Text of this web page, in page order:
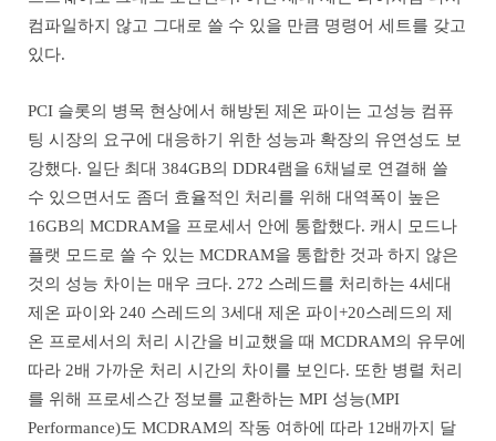
컴파일하지 않고 그대로 쓸 수 있을 만큼 명령어 세트를 갖고
있다.
PCI 슬롯의 병목 현상에서 해방된 제온 파이는 고성능 컴퓨
팅 시장의 요구에 대응하기 위한 성능과 확장의 유연성도 보
강했다. 일단 최대 384GB의 DDR4램을 6채널로 연결해 쓸
수 있으면서도 좀더 효율적인 처리를 위해 대역폭이 높은
16GB의 MCDRAM을 프로세서 안에 통합했다. 캐시 모드나
플랫 모드로 쓸 수 있는 MCDRAM을 통합한 것과 하지 않은
것의 성능 차이는 매우 크다. 272 스레드를 처리하는 4세대
제온 파이와 240 스레드의 3세대 제온 파이+20스레드의 제
온 프로세서의 처리 시간을 비교했을 때 MCDRAM의 유무에
따라 2배 가까운 처리 시간의 차이를 보인다. 또한 병렬 처리
를 위해 프로세스간 정보를 교환하는 MPI 성능(MPI
Performance)도 MCDRAM의 작동 여하에 따라 12배까지 달